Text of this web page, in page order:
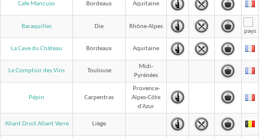
Cafe Mancuso Bordeaux Aquitaine
Baraquilles Die Rhône-Alpes
La Cave du Château Bordeaux Aquitaine
Le Comptoir des Vins Toulouse
Midi-
Pyrénées
Pépin Carpentras
Provence-
Alpes-Côte
d'Azur
Allant Droit Allant Verre Liège